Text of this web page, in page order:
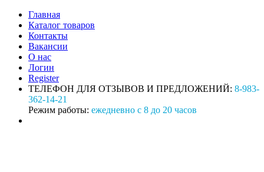
Главная
Каталог товаров
Контакты
Вакансии
О нас
Логин
Register
ТЕЛЕФОН ДЛЯ ОТЗЫВОВ И ПРЕДЛОЖЕНИЙ: 8-983-
362-14-21
Режим работы: ежедневно с 8 до 20 часов